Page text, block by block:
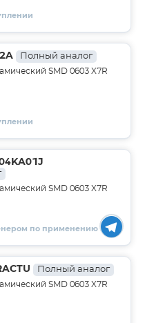
Полный аналог
SMD 0603 X7R
SMD 0603 X7R
по применению
Полный аналог
SMD 0603 X7R